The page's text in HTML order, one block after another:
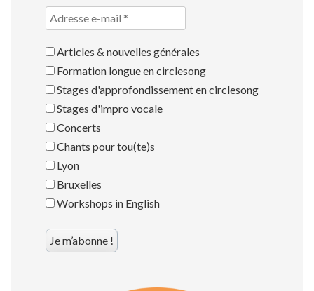
Articles & nouvelles générales
Formation longue en circlesong
Stages d'approfondissement en circlesong
Stages d'impro vocale
Concerts
Chants pour tou(te)s
Lyon
Bruxelles
Workshops in English